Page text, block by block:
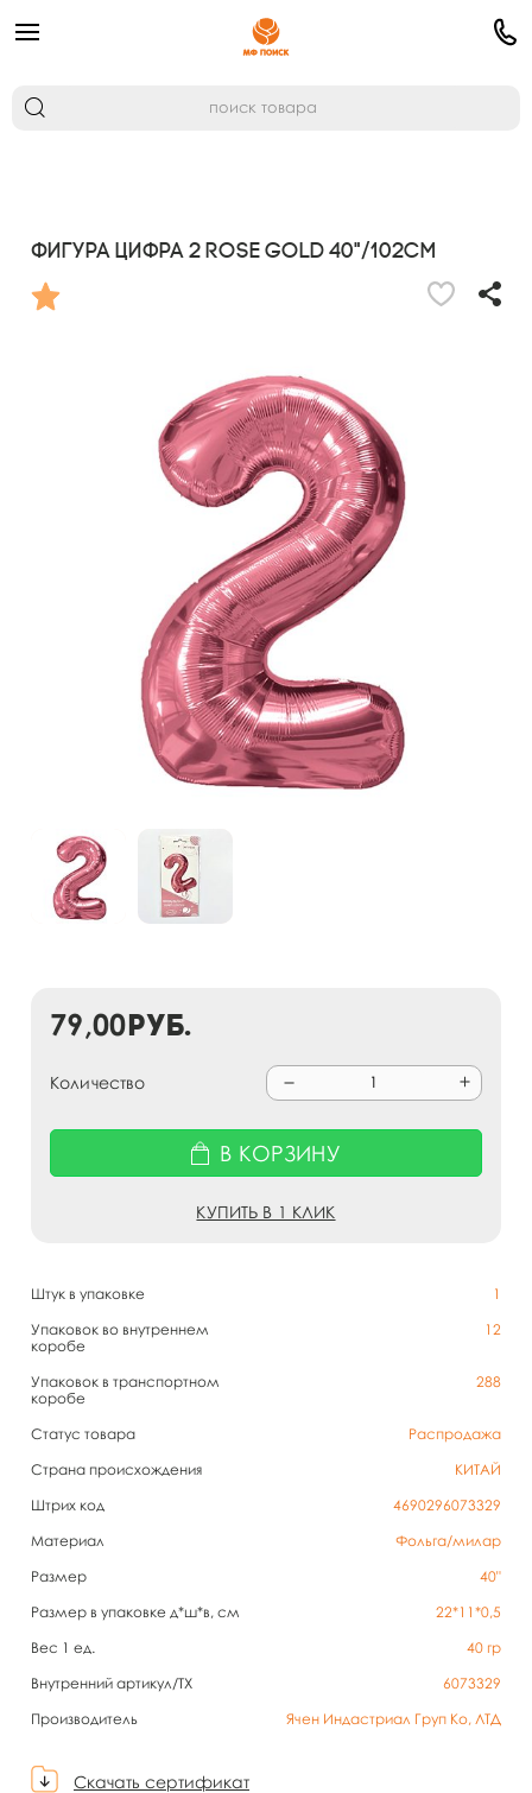
Фигура Цифра 2 Rose Gold 40"/102см
Штук в упаковке
1
Упаковок во внутреннем
коробе
12
Упаковок в транспортном
коробе
288
Статус товара
Распродажа
Страна происхождения
КИТАЙ
Штрих код
4690296073329
Материал
Фольга/милар
Размер
40"
Размер в упаковке д*ш*в, см
22*11*0,5
Вес 1 ед.
40 гр
Внутренний артикул/TX
6073329
Производитель
Ячен Индастриал Груп Ко, ЛТД
Скачать сертификат
79,00руб.
Количество
В КОРЗИНУ
КУПИТЬ В 1 КЛИК